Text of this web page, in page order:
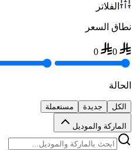
الفلاتر
نطاق السعر
0
0
الحالة
الكل جديدة مستعملة
الماركة والموديل